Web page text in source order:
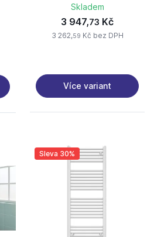
Skladem
3 947,73 Kč
3 262,59 Kč bez DPH
Více variant
Sleva 30%